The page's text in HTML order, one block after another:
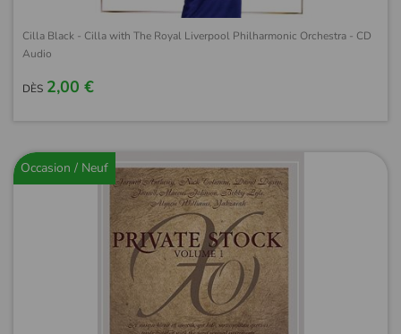
Cilla Black - Cilla with The Royal Liverpool Philharmonic Orchestra - CD
Audio
DÈS 2,00 €
Occasion / Neuf